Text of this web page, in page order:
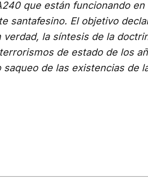
que están funcionando en
santafesino. El objetivo
verdad, la síntesis de la
de estado de los
de las existencias de